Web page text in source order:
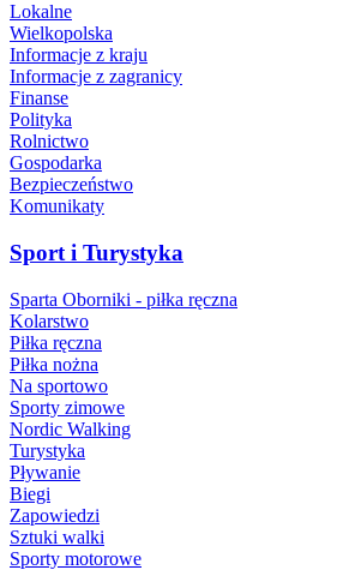
Lokalne
Wielkopolska
Informacje z kraju
Informacje z zagranicy
Finanse
Polityka
Rolnictwo
Gospodarka
Bezpieczeństwo
Komunikaty
Sport i Turystyka
Sparta Oborniki - piłka ręczna
Kolarstwo
Piłka ręczna
Piłka nożna
Na sportowo
Sporty zimowe
Nordic Walking
Turystyka
Pływanie
Biegi
Zapowiedzi
Sztuki walki
Sporty motorowe